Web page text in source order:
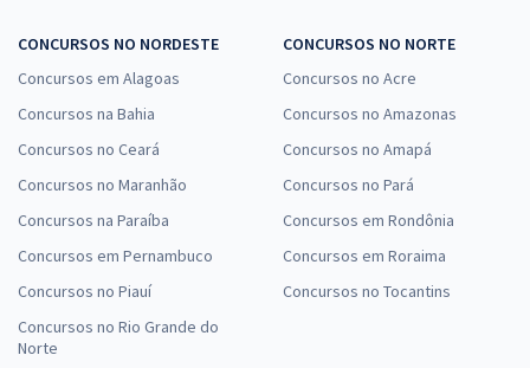
CONCURSOS NO NORDESTE
Concursos em Alagoas
Concursos na Bahia
Concursos no Ceará
Concursos no Maranhão
Concursos na Paraíba
Concursos em Pernambuco
Concursos no Piauí
Concursos no Rio Grande do
Norte
CONCURSOS NO NORTE
Concursos no Acre
Concursos no Amazonas
Concursos no Amapá
Concursos no Pará
Concursos em Rondônia
Concursos em Roraima
Concursos no Tocantins